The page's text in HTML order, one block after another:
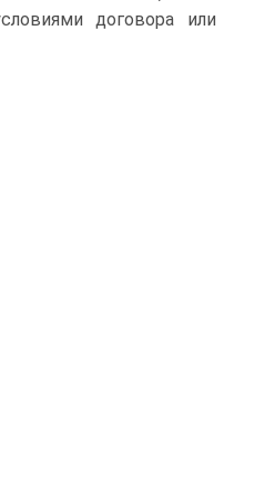
договора или